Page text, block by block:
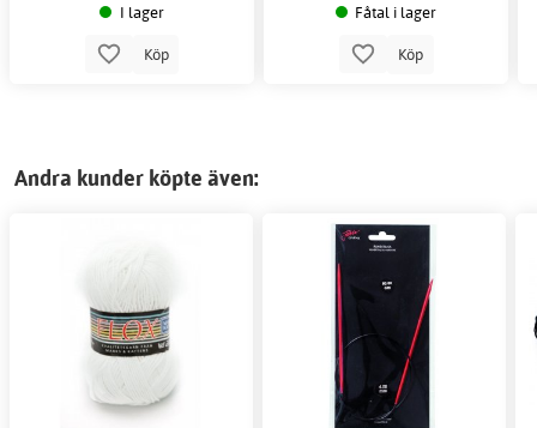
I lager
Köp
Fåtal i lager
Köp
Andra kunder köpte även: